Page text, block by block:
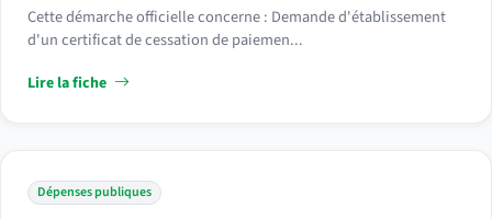
Cette démarche officielle concerne : Demande d'établissement
d'un certificat de cessation de paiemen...
Lire la fiche
Dépenses publiques